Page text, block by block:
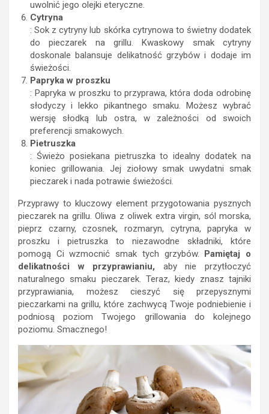
uwolnić jego olejki eteryczne.
Cytryna
: Sok z cytryny lub skórka cytrynowa to świetny dodatek
do pieczarek na grillu. Kwaskowy smak cytryny
doskonale balansuje delikatność grzybów i dodaje im
świeżości.
Papryka w proszku
: Papryka w proszku to przyprawa, która doda odrobinę
słodyczy i lekko pikantnego smaku. Możesz wybrać
wersję słodką lub ostra, w zależności od swoich
preferencji smakowych.
Pietruszka
: Świeżo posiekana pietruszka to idealny dodatek na
koniec grillowania. Jej ziołowy smak uwydatni smak
pieczarek i nada potrawie świeżości.
Przyprawy to kluczowy element przygotowania pysznych
pieczarek na grillu. Oliwa z oliwek extra virgin, sól morska,
pieprz czarny, czosnek, rozmaryn, cytryna, papryka w
proszku i pietruszka to niezawodne składniki, które
pomogą Ci wzmocnić smak tych grzybów. Pamiętaj o
delikatności w przyprawianiu, aby nie przytłoczyć
naturalnego smaku pieczarek. Teraz, kiedy znasz tajniki
przyprawiania, możesz cieszyć się przepysznymi
pieczarkami na grillu, które zachwycą Twoje podniebienie i
podniosą poziom Twojego grillowania do kolejnego
poziomu. Smacznego!